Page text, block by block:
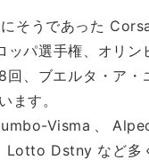
そうであった
パ選手権、オリン
回、ブエルタ・ア・
ます。
Visma、
Lotto Dstny など多